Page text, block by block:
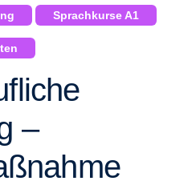
Sprachkurse A1
–